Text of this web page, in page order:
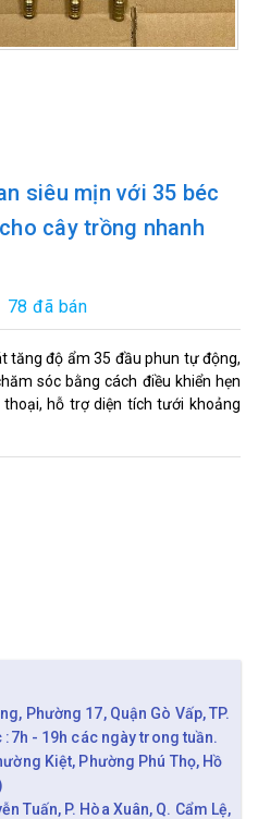
siêu mịn với 35 béc
cây trồng nhanh
78 đã bán
tăng độ ẩm 35 đầu phun tự động,
sóc bằng cách điều khiển hẹn
hỗ trợ diện tích tưới khoảng
Phường 17, Quận Gò Vấp, TP.
:7h - 19h các ngày trong tuần.
Kiệt, Phường Phú Thọ, Hồ
Tuấn, P. Hòa Xuân, Q. Cẩm Lệ,